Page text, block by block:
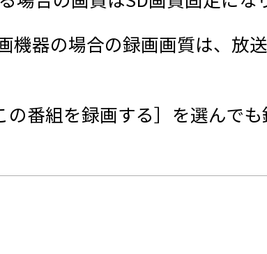
機器の場合の録画画質は、放
番組を録画する］を選んでも